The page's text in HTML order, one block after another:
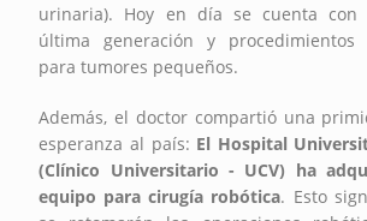
urinaria). Hoy en día se cuenta con
última generación y procedimientos
para tumores pequeños.
Además, el doctor compartió una
esperanza al país: El Hospital
(Clínico Universitario - UCV) ha
equipo para cirugía robótica. Esto